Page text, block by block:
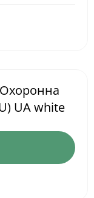
Охоронна
UA white